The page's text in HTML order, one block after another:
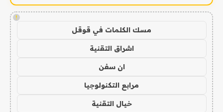
!
مسك الكلمات في قوقل
اشراق التقنية
ان سفن
مرابع التكنولوجيا
خيال التقنية